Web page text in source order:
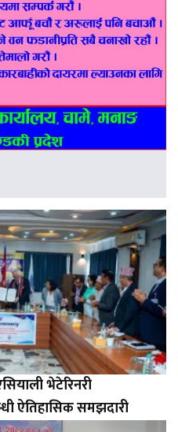
भेटेरिनरी
ऐतिहासिक समझदारी